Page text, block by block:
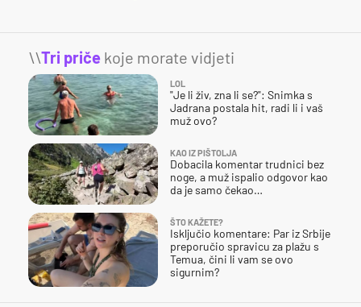
\\Tri priče koje morate vidjeti
LOL
"Je li živ, zna li se?": Snimka s
Jadrana postala hit, radi li i vaš
muž ovo?
KAO IZ PIŠTOLJA
Dobacila komentar trudnici bez
noge, a muž ispalio odgovor kao
da je samo čekao…
ŠTO KAŽETE?
Isključio komentare: Par iz Srbije
preporučio spravicu za plažu s
Temua, čini li vam se ovo
sigurnim?